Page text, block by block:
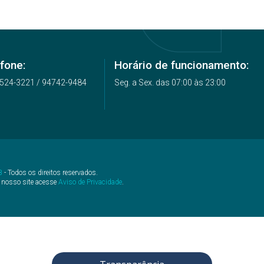
3221 / 94742-9484
Horário de funcionamento:
Seg. a Sex. das 07:00 às 23:00
- Todos os direitos reservados.
site acesse Aviso de Privacidade.